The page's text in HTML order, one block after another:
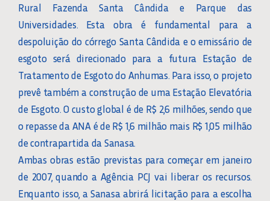
Rural Fazenda Santa Cândida e Parque das
Universidades. Esta obra é fundamental para a
despoluição do córrego Santa Cândida e o emissário de
esgoto será direcionado para a futura Estação de
Tratamento de Esgoto do Anhumas. Para isso, o projeto
prevê também a construção de uma Estação Elevatória
de Esgoto. O custo global é de R$ 2,6 milhões, sendo que
o repasse da ANA é de R$ 1,6 milhão mais R$ 1,05 milhão
de contrapartida da Sanasa.
Ambas obras estão previstas para começar em janeiro
de 2007, quando a Agência PCJ vai liberar os recursos.
Enquanto isso, a Sanasa abrirá licitação para a escolha